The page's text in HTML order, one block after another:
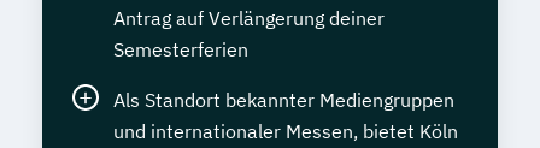
Antrag auf Verlängerung deiner
Semesterferien
Als Standort bekannter Mediengruppen
und internationaler Messen, bietet Köln